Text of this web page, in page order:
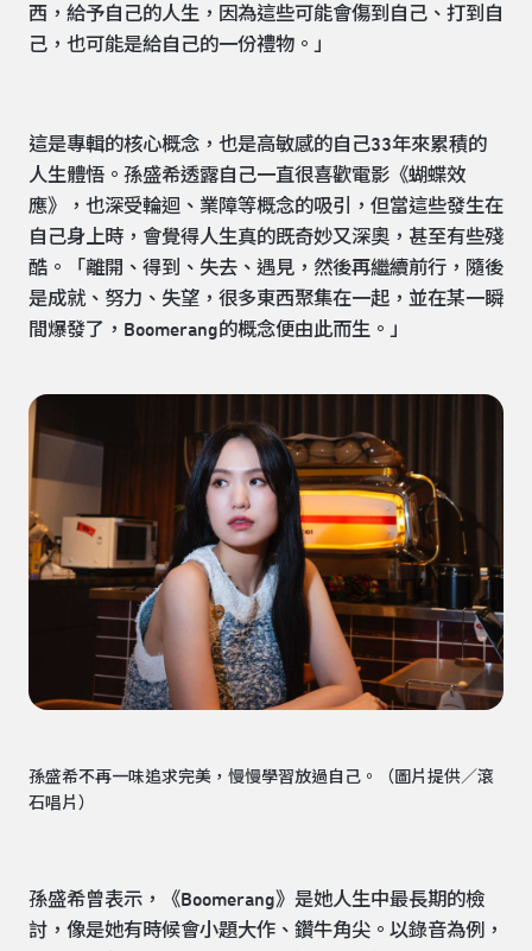
西，給予自己的人生，因為這些可能會傷到自己、打到自
己，也可能是給自己的一份禮物。」
這是專輯的核心概念，也是高敏感的自己33年來累積的
人生體悟。孫盛希透露自己一直很喜歡電影《蝴蝶效
應》，也深受輪迴、業障等概念的吸引，但當這些發生在
自己身上時，會覺得人生真的既奇妙又深奧，甚至有些殘
酷。「離開、得到、失去、遇見，然後再繼續前行，隨後
是成就、努力、失望，很多東西聚集在一起，並在某一瞬
間爆發了，Boomerang的概念便由此而生。」
孫盛希不再一味追求完美，慢慢學習放過自己。（圖片提供／滾
石唱片）
孫盛希曾表示，《Boomerang》是她人生中最長期的檢
討，像是她有時候會小題大作、鑽牛角尖。以錄音為例，